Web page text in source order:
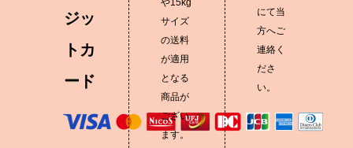
ジッ
トカ
ード
サイズ
の送料
が適用
となる
商品が
ござい
ます。
にて当
方へご
連絡く
ださ
い。